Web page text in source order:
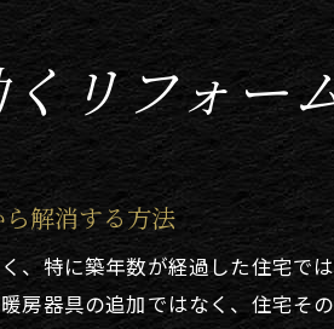
リフォーム事例
断熱性能向上で快適
断熱リフォーム
リフォームによ
木の家の断熱性
窓リフォームが
断熱リフォーム
リフォームを通じた
リフォー
解消する方法
、特に築年数が経過した住宅で
房器具の追加ではなく、住宅そ